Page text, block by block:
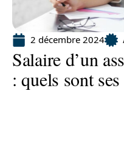
2 décembre 2024
Salaire d’un
: quels sont